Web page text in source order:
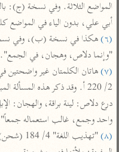
اشترك لتصلك أخبار مشاريعنا
راسلنا
تعليمات
أبي علي، بدون الياء في المواضع
(٦)
"وإنما دلاص، وهجان، في الجمع".
(٧)
واحد وجمع، غالب استعماله
(٨)